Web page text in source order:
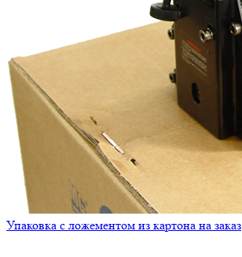
Упаковка с ложементом из картона на заказ